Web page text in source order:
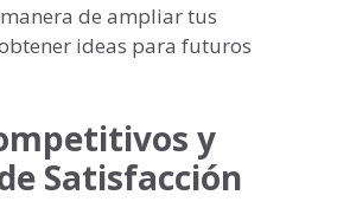
de ampliar tus
ideas para futuros
y
Satisfacción